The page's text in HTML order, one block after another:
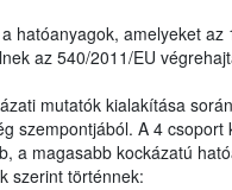
hatóanyagok, amelyeket
az 540/2011/EU
mutatók kialakítása
szempontjából. A 4
a magasabb kockázatú
szerint történnek: